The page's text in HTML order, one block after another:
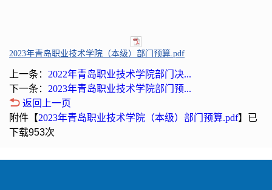
2023年青岛职业技术学院（本级）部门预算.pdf
上一条： 2022年青岛职业技术学院部门决...
下一条： 2023年青岛职业技术学院部门预...
返回上一页
附件【2023年青岛职业技术学院（本级）部门预算.pdf】已
下载953次